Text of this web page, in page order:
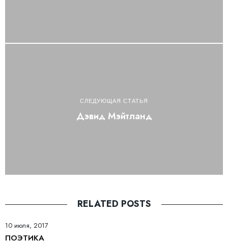
СЛЕДУЮЩАЯ СТАТЬЯ
Дэвид Мэйтланд
RELATED POSTS
10 июля, 2017
ПОЭТИКА